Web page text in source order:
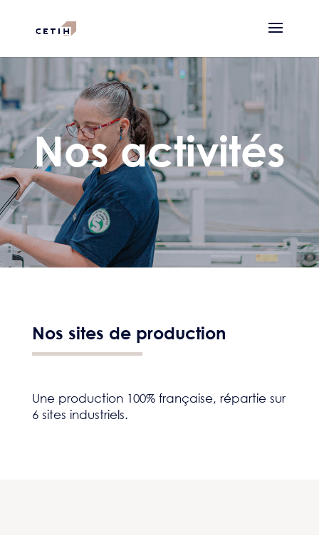
Nos activités
Nos sites de production
Une production 100% française, répartie sur
6 sites industriels.